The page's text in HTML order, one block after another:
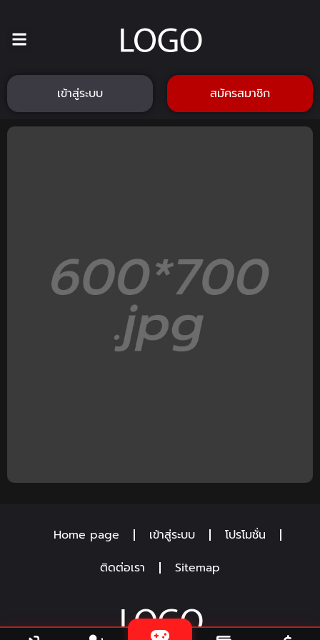
เข้าสู่ระบบ สมัครสมาชิก
Home page เข้าสู่ระบบ
โปรโมชั่น
ติดต่อเรา
Sitemap